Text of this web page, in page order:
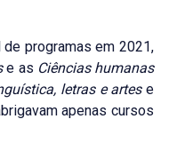
programas em 2021,
e as Ciências humanas
letras e artese
apenas cursos